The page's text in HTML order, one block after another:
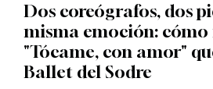
Dos coreógrafos, dos
misma emoción: cómo
"Tócame, con amor"
Ballet del Sodre